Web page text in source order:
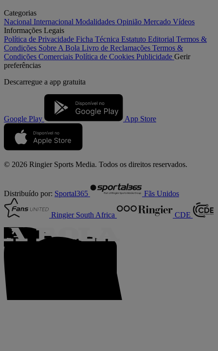
Categorias
Nacional Internacional Modalidades Opinião Mercado Vídeos
Informações Legais
Política de Privacidade Ficha Técnica Estatuto Editorial Termos &
Condições Sobre A Bola Livro de Reclamações Termos &
Condições Comerciais Política de Cookies Publicidade Gerir
preferências
Descarregue a app gratuita
Google Play App Store
© 2026 Ringier Sports Media. Todos os direitos reservados.
Distribuído por: Sportal365 Fãs Unidos
Ringier South Africa CDE